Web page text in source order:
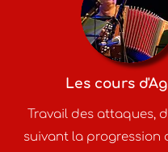
Les cours
Travail des attaques,
suivant la progression